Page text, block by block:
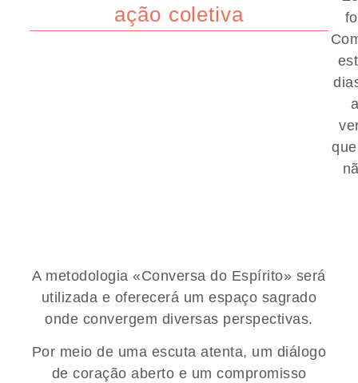
ação coletiva​
A metodologia «Conversa do Espírito» será
utilizada e oferecerá um espaço sagrado
onde convergem diversas perspectivas.
Por meio de uma escuta atenta, um diálogo
de coração aberto e um compromisso